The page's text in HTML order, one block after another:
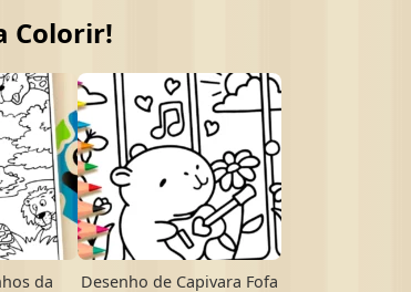
Colorir!
da
Desenho de Capivara Fofa